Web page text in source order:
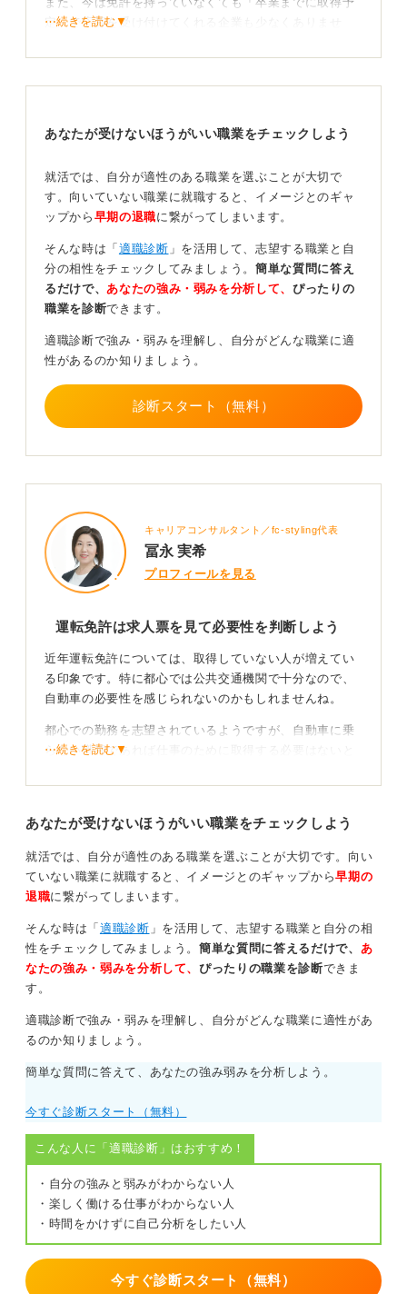
定」で応募を受け付けてくれる企業も少なくありませ
ません。
進路の幅を広げよう！ 自分の選択肢のために取得し
よう
会人になると教習所に通う時間を確保するのが難しくな
ることがあります。
とはいえ社会人になってから免許を取得する人も多く、
初めての転職相談でも良くお伝えしますが職種を選ぶ際
に、自動車免許の有無で選択肢が大きく変わることがあ
ります。
欲しい」という人には、運転業務のある仕事が向く場合
幅を広げるために運転免許を持っておくのは大きなメリ
ットだと言えるでしょう。
0
⋯続きを読む▼
あなたが受けないほうがいい職業をチェックしよう
就活では、自分が適性のある職業を選ぶことが大切で
す。向いていない職業に就職すると、イメージとのギャ
ップから 早期の退職に繋がってしまいます。
そんな時は「 適職診断 」を活用して、志望する職業と自
分の相性をチェックしてみましょう。簡単な質問に答え
るだけで、 あなたの強み・弱みを分析して、 ぴったりの
職業を診断できます。
適職診断で強み・弱みを理解し、自分がどんな職業に適
性があるのか知りましょう。
診断スタート（無料）
キャリアコンサルタント／fc-styling代表
冨永 実希
プロフィールを見る
運転免許は求人票を見て必要性を判断しよう
近年運転免許については、取得していない人が増えてい
る印象です。特に都心では公共交通機関で十分なので、
自動車の必要性を感じられないのかもしれませんね。
都心での勤務を志望されているようですが、自動車に乗
らない職種であれば仕事のために取得する必要はないと
は別ですが。
一方で、営業職の場合は保有しておくと有利に働く場合
資格欄に自動車免許必須、自動車免許があると望ましい
と書かれていれば取得しておくと採用の段階で有利に働
もあります。
公共交通機関を使い営業活動をおこなう企業もあるた
取得中の場合は備考欄で進捗状況を伝えよう
月を書く必要があります。
そのためまだ免許が手元に届いていない場合は、資格欄
に書くのではなく備考欄を活用すると良いですね。
備考欄には、教習所に通っている段階では「普通自動車
第一種免許取得のため、現在教習所に通っています」と
記載します。
る場合は「〇〇年△△月 普通自動車第一種免許取得予
⋯続きを読む▼
あなたが受けないほうがいい職業をチェックしよう
就活では、自分が適性のある職業を選ぶことが大切です。向い
ていない職業に就職すると、イメージとのギャップから早期の
退職に繋がってしまいます。
そんな時は「 適職診断 」を活用して、志望する職業と自分の相
性をチェックしてみましょう。簡単な質問に答えるだけで、 あ
なたの強み・弱みを分析して、ぴったりの職業を診断できま
す。
適職診断で強み・弱みを理解し、自分がどんな職業に適性があ
るのか知りましょう。
簡単な質問に答えて、あなたの強み弱みを分析しよう。
今すぐ診断スタート（無料）
こんな人に「適職診断」はおすすめ！
・自分の強みと弱みがわからない人
・楽しく働ける仕事がわからない人
・時間をかけずに自己分析をしたい人
今すぐ診断スタート（無料）